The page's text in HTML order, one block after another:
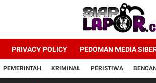
PRIVACY POLICY PEDOMAN MEDIA
PEMERINTAH KRIMINAL PERISTIWA